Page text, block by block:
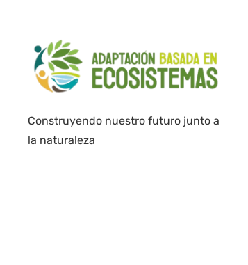
Construyendo nuestro futuro junto a
la naturaleza